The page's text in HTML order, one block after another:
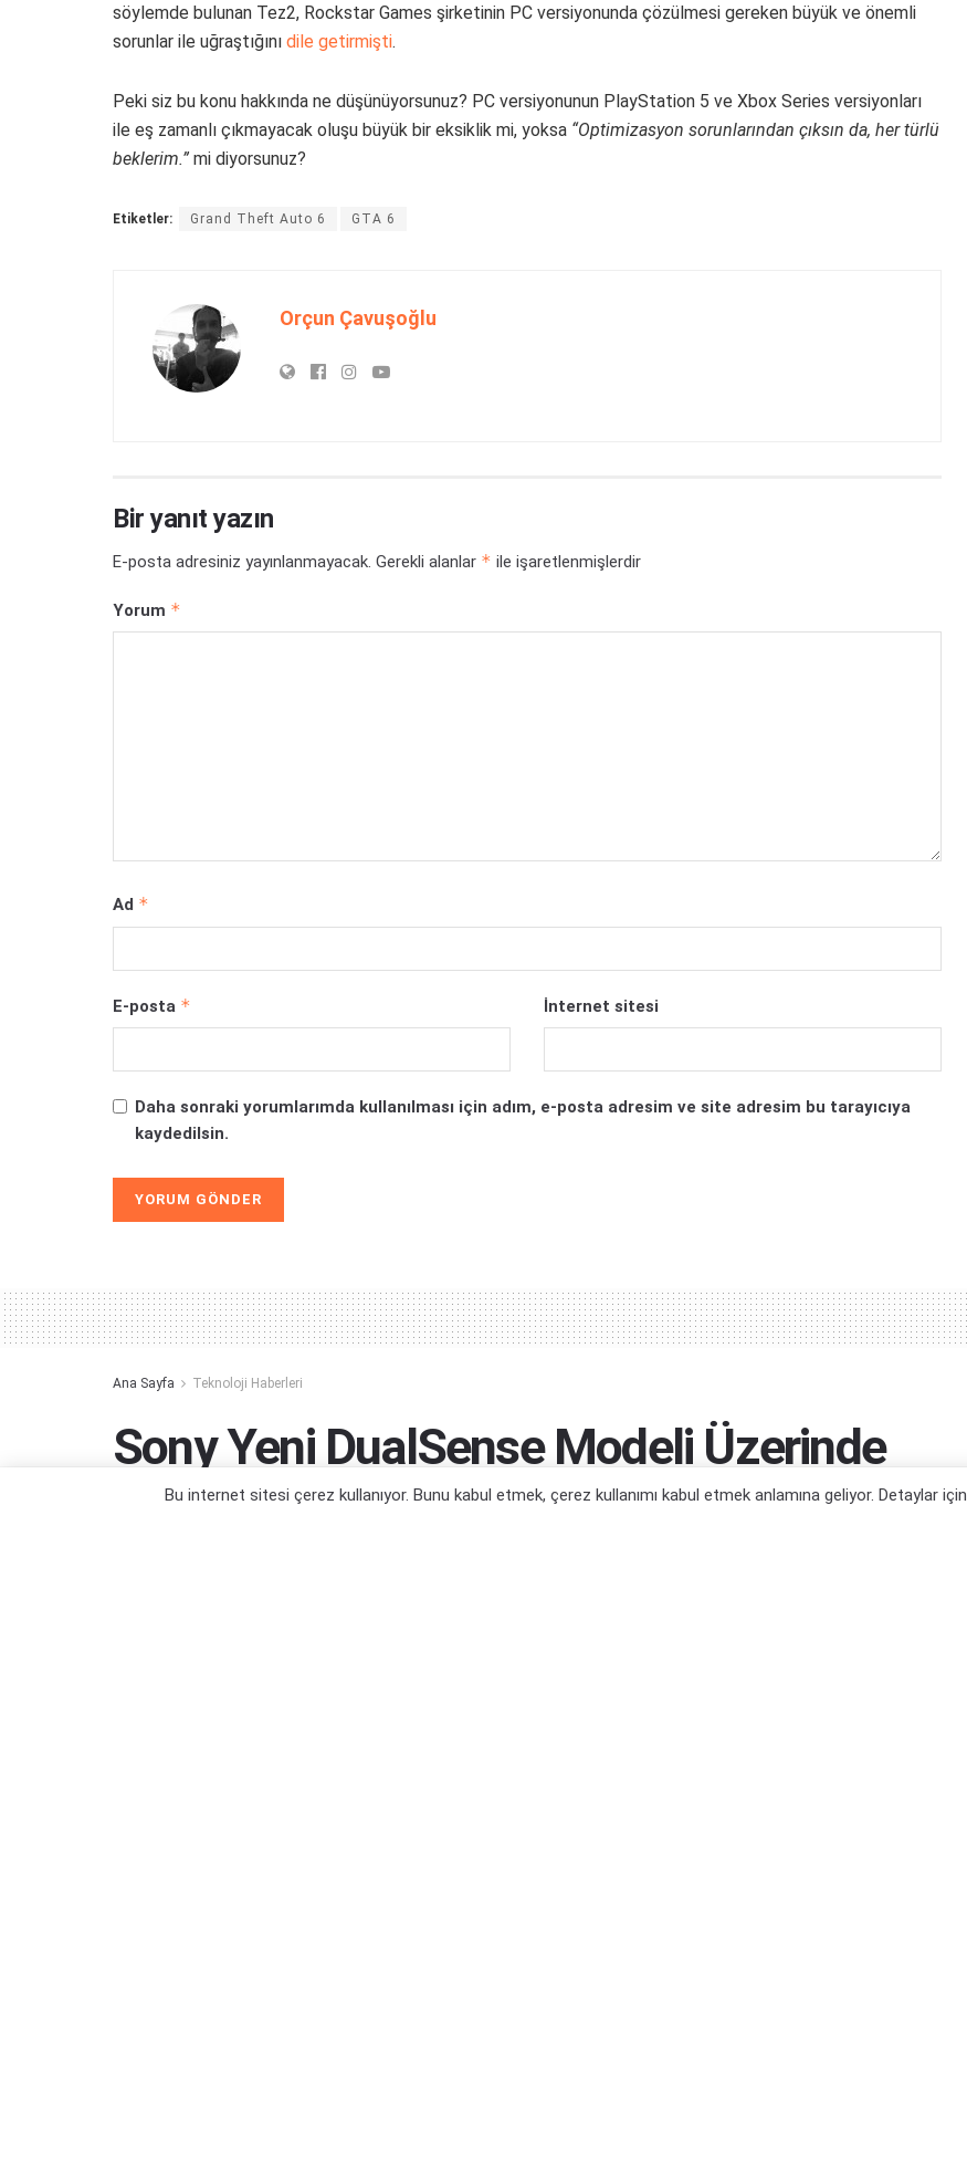
söylemde bulunan Tez2, Rockstar Games şirketinin PC versiyonunda çözülmesi gereken büyük ve önemli
sorunlar ile uğraştığını dile getirmişti.
Peki siz bu konu hakkında ne düşünüyorsunuz? PC versiyonunun PlayStation 5 ve Xbox Series versiyonları
ile eş zamanlı çıkmayacak oluşu büyük bir eksiklik mi, yoksa “Optimizasyon sorunlarından çıksın da, her türlü
beklerim.” mi diyorsunuz?
Etiketler: Grand Theft Auto 6 GTA 6
Orçun Çavuşoğlu
Bir yanıt yazın
E-posta adresiniz yayınlanmayacak. Gerekli alanlar * ile işaretlenmişlerdir
Yorum *
Ad *
E-posta * İnternet sitesi
Daha sonraki yorumlarımda kullanılması için adım, e-posta adresim ve site adresim bu tarayıcıya
kaydedilsin.
Ana Sayfa Teknoloji Haberleri
Sony Yeni DualSense Modeli Üzerinde
Çalışıyor
Bu internet sitesi çerez kullanıyor. Bunu kabul etmek, çerez kullanımı kabul etmek anlamına geliyor. Detaylar için